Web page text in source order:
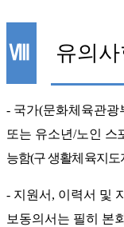
Ⅷ 유의
- 국가(문화체육관광
또는 유소년/노인 스
능함(구 생활체육지도
- 지원서 , 이력서 및
보동의서는 필히 본